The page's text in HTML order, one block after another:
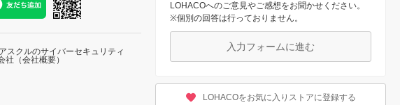
LOHACOへのご意見やご感想をお聞かせください。
※個別の回答は行っておりません。
入力フォームに進む
LOHACOをお気に入りストアに登録する
アスクルのサイバーセキュリティ
社（会社概要）